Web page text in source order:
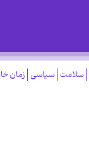
سلامت سیاسی زمان